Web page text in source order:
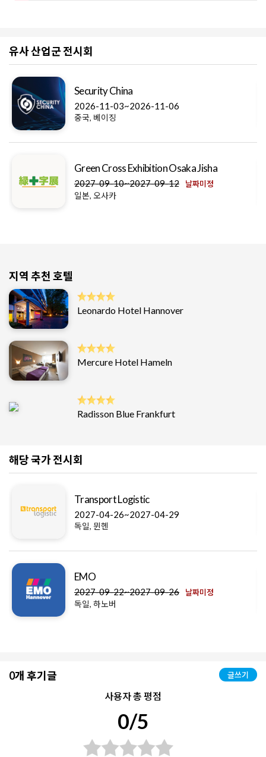
유사 산업군 전시회
Security China
2026-11-03~2026-11-06
중국, 베이징
Green Cross Exhibition Osaka Jisha
2027-09-10~2027-09-12 날짜미정
일본, 오사카
지역 추천 호텔
Leonardo Hotel Hannover
Mercure Hotel Hameln
Radisson Blue Frankfurt
해당 국가 전시회
Transport Logistic
2027-04-26~2027-04-29
독일, 뮌헨
EMO
2027-09-22~2027-09-26 날짜미정
독일, 하노버
0개 후기글 글쓰기
사용자 총 평점
0/5